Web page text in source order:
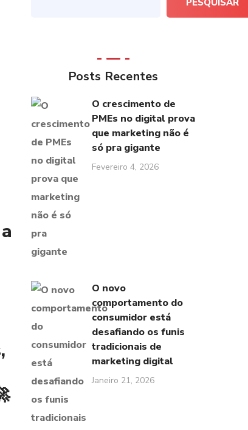
PESQUISAR
Posts Recentes
O crescimento de
PMEs no digital prova
que marketing não é
só pra gigante
Fevereiro 4, 2026
O novo
comportamento do
consumidor está
desafiando os funis
tradicionais de
marketing digital
Janeiro 21, 2026